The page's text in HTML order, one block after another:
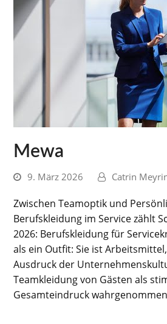
Mewa
9. März 2026 Catrin
Zwischen Teamoptik und
Berufskleidung im Service zählt
2026: Berufskleidung für
als ein Outfit: Sie ist
Ausdruck der
Teamkleidung von Gästen als
Gesamteindruck